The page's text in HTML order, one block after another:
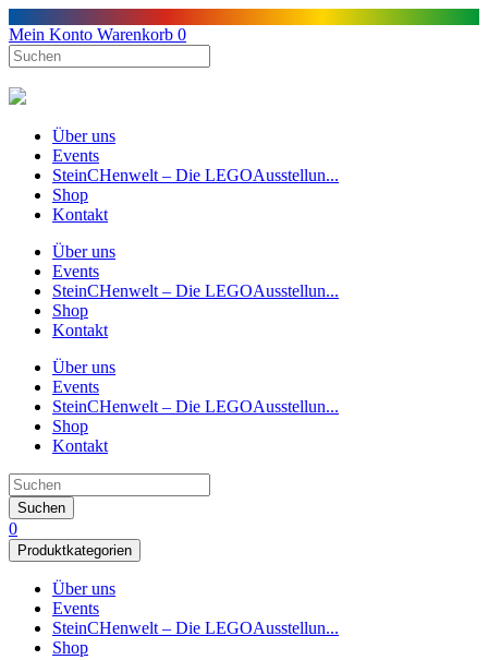
Mein Konto Warenkorb 0
Über uns
Events
SteinCHenwelt – Die LEGOAusstellun...
Shop
Kontakt
Über uns
Events
SteinCHenwelt – Die LEGOAusstellun...
Shop
Kontakt
Über uns
Events
SteinCHenwelt – Die LEGOAusstellun...
Shop
Kontakt
Suchen
0
Produktkategorien
Über uns
Events
SteinCHenwelt – Die LEGOAusstellun...
Shop